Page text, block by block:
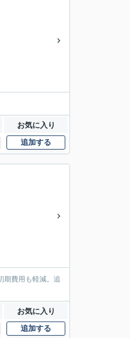
お気に入り
追加する
期費用も軽減。追
お気に入り
追加する